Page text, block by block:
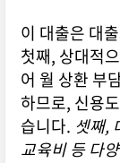
이 대출은 대
첫째, 상대적
어 월 상환 부
하므로, 신용
습니다. 셋째,
교육비 등 다